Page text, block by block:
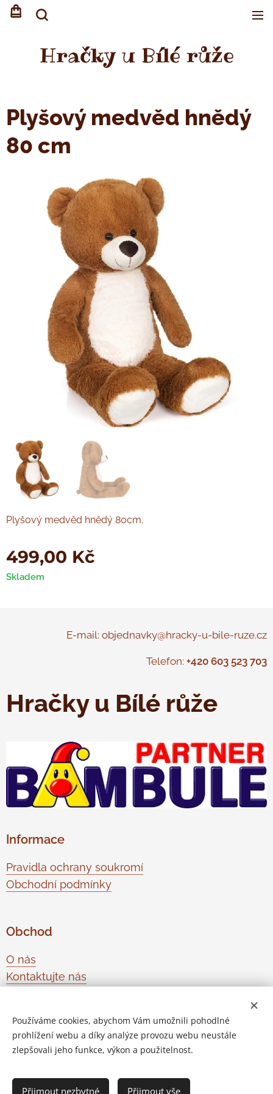
Hračky u Bílé růže
Plyšový medvěd hnědý
80 cm
Plyšový medvěd hnědý 80cm.
499,00 Kč
Skladem
Do košíku
E-mail: objednavky@hracky-u-bile-ruze.cz
Telefon: +420 603 523 703
Hračky u Bílé růže
Informace
Pravidla ochrany soukromí
Obchodní podmínky
Obchod
O nás
Kontaktujte nás
Vytvořeno službouWebnode Cookies
Používáme cookies, abychom Vám umožnili pohodlné
prohlížení webu a díky analýze provozu webu neustále
zlepšovali jeho funkce, výkon a použitelnost.
Přijmout nezbytné Přijmout vše